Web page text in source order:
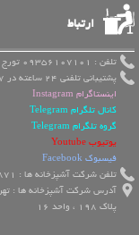
ارتباط
تلفن : 09356107101 تورج امین فر
پشتیبانی تلفنی 24 ساعته در 7 روز هفته
اینستاگرام Instagram
کانال تلگرام Telegram
گروه تلگرام Telegram
یوتیوب Youtube
فیسبوک Facebook
تلفن شرکت آشپزخانه ها : 02144208871
آدرس شرکت آشپزخانه ها :
پلاک 198 ، واحد 16